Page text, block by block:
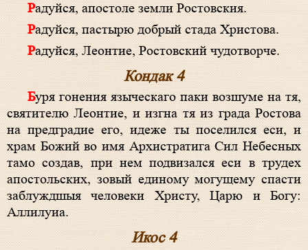
Радуйся, апостоле земли Ростовския.
Радуйся, пастырю добрый стада Христова.
Радуйся, Леонтие, Ростовский чудотворче.
Кондак 4
Буря гонения языческаго паки возшуме на тя,
святителю Леонтие, и изгна тя из града Ростова
на предградие его, идеже ты поселился еси, и
храм Божий во имя Архистратига Сил Небесных
тамо создав, при нем подвизался еси в трудех
апостольских, зовый единому могущему спасти
заблуждшыя человеки Христу, Царю и Богу:
Аллилуиа.
Икос 4